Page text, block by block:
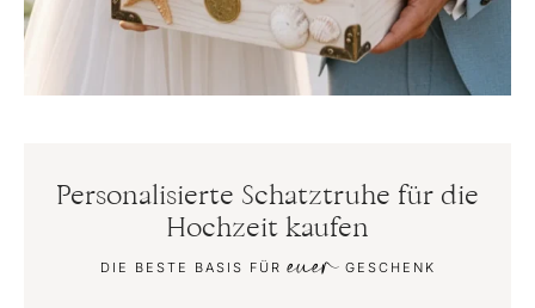
Personalisierte Schatztruhe für die
Hochzeit kaufen
DIE BESTE BASIS FÜReuerGESCHENK